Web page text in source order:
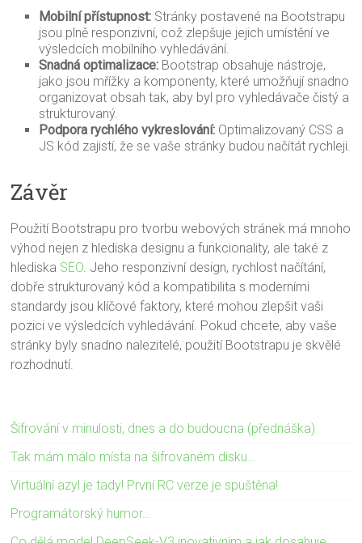
Mobilní přístupnost: Stránky postavené na Bootstrapu
jsou plně responzivní, což zlepšuje jejich umístění ve
výsledcích mobilního vyhledávání.
Snadná optimalizace: Bootstrap obsahuje nástroje,
jako jsou mřížky a komponenty, které umožňují snadno
organizovat obsah tak, aby byl pro vyhledávače čistý a
strukturovaný.
Podpora rychlého vykreslování: Optimalizovaný CSS a
JS kód zajistí, že se vaše stránky budou načítát rychleji.
Závěr
Použití Bootstrapu pro tvorbu webových stránek má mnoho
výhod nejen z hlediska designu a funkcionality, ale také z
hlediska SEO. Jeho responzivní design, rychlost načítání,
dobře strukturovaný kód a kompatibilita s moderními
standardy jsou klíčové faktory, které mohou zlepšit vaši
pozici ve výsledcích vyhledávání. Pokud chcete, aby vaše
stránky byly snadno nalezitelé, použití Bootstrapu je skvělé
rozhodnutí.
Šifrování v minulosti, dnes a do budoucna (přednáška)
Tak mám málo místa na šifrovaném disku…
Virtuální azyl je tady! První RC verze je spuštěna!
Programátorský humor…